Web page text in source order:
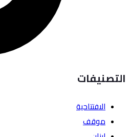
التصنيفات
الافتتاحية
موقف